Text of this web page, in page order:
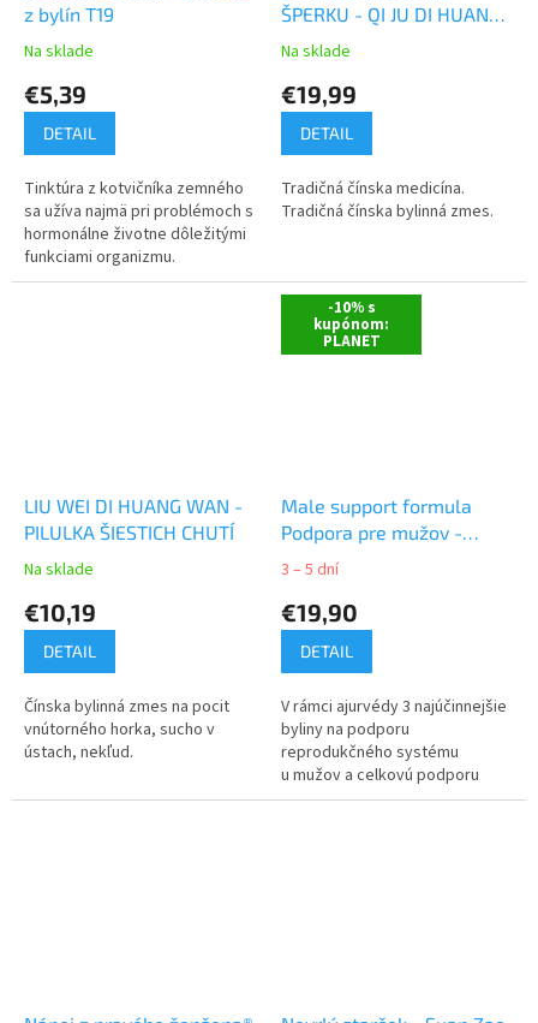
z bylín T19
Na sklade
€5,39
DETAIL
Tinktúra z kotvičníka zemného
sa užíva najmä pri problémoch s
hormonálne životne dôležitými
funkciami organizmu.
ŠPERKU - QI JU DI HUANG
WAN - TCM Herbs
Na sklade
€19,99
DETAIL
Tradičná čínska medicína.
Tradičná čínska bylinná zmes.
LIU WEI DI HUANG WAN -
PILULKA ŠIESTICH CHUTÍ
Na sklade
€10,19
DETAIL
Čínska bylinná zmes na pocit
vnútorného horka, sucho v
ústach, nekľud.
-10% s
kupónom:
PLANET
Male support formula
Podpora pre mužov -
Planet Ayurveda
3 – 5 dní
€19,90
DETAIL
V rámci ajurvédy 3 najúčinnejšie
byliny na podporu
reprodukčného systému
u mužov a celkovú podporu
funkcie mužských